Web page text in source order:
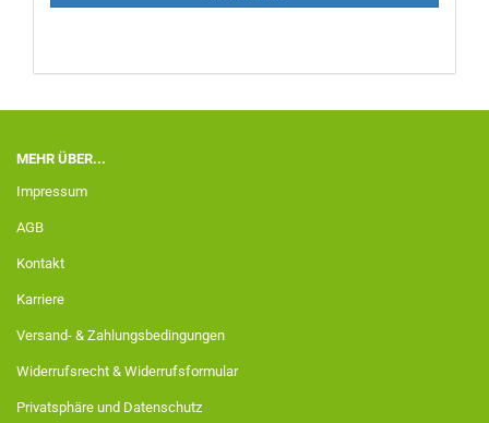
MEHR ÜBER...
Impressum
AGB
Kontakt
Karriere
Versand- & Zahlungsbedingungen
Widerrufsrecht & Widerrufsformular
Privatsphäre und Datenschutz